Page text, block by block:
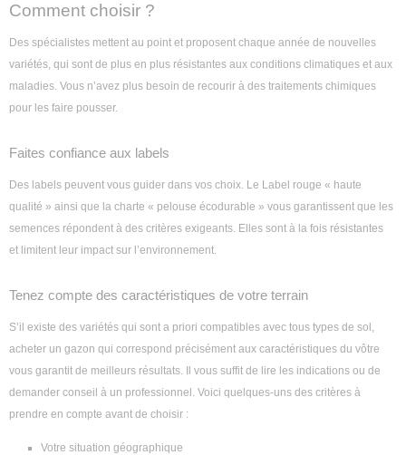
Comment choisir ?
Des spécialistes mettent au point et proposent chaque année de nouvelles
variétés, qui sont de plus en plus résistantes aux conditions climatiques et aux
maladies. Vous n’avez plus besoin de recourir à des traitements chimiques
pour les faire pousser.
Faites confiance aux labels
Des labels peuvent vous guider dans vos choix. Le Label rouge « haute
qualité » ainsi que la charte « pelouse écodurable » vous garantissent que les
semences répondent à des critères exigeants. Elles sont à la fois résistantes
et limitent leur impact sur l’environnement.
Tenez compte des caractéristiques de votre terrain
S’il existe des variétés qui sont a priori compatibles avec tous types de sol,
acheter un gazon qui correspond précisément aux caractéristiques du vôtre
vous garantit de meilleurs résultats. Il vous suffit de lire les indications ou de
demander conseil à un professionnel. Voici quelques-uns des critères à
prendre en compte avant de choisir :
Votre situation géographique